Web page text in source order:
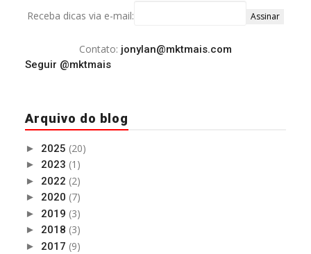
Receba dicas via e-mail:
Contato: jonylan@mktmais.com
Seguir @mktmais
Arquivo do blog
► 2025 (20)
► 2023 (1)
► 2022 (2)
► 2020 (7)
► 2019 (3)
► 2018 (3)
► 2017 (9)